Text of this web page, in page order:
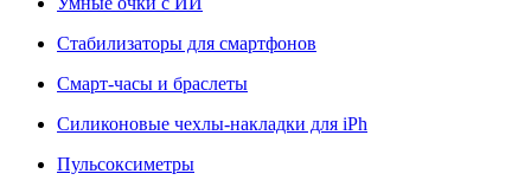
Стабилизаторы для смартфонов
Смарт-часы и браслеты
Силиконовые чехлы-накладки для iPh
Пульсоксиметры